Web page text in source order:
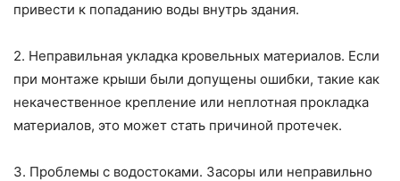
привести к попаданию воды внутрь здания.
2. Неправильная укладка кровельных материалов. Если
при монтаже крыши были допущены ошибки, такие как
некачественное крепление или неплотная прокладка
материалов, это может стать причиной протечек.
3. Проблемы с водостоками. Засоры или неправильно